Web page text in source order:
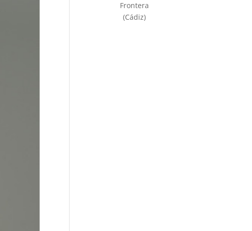
Frontera
(Cádiz)